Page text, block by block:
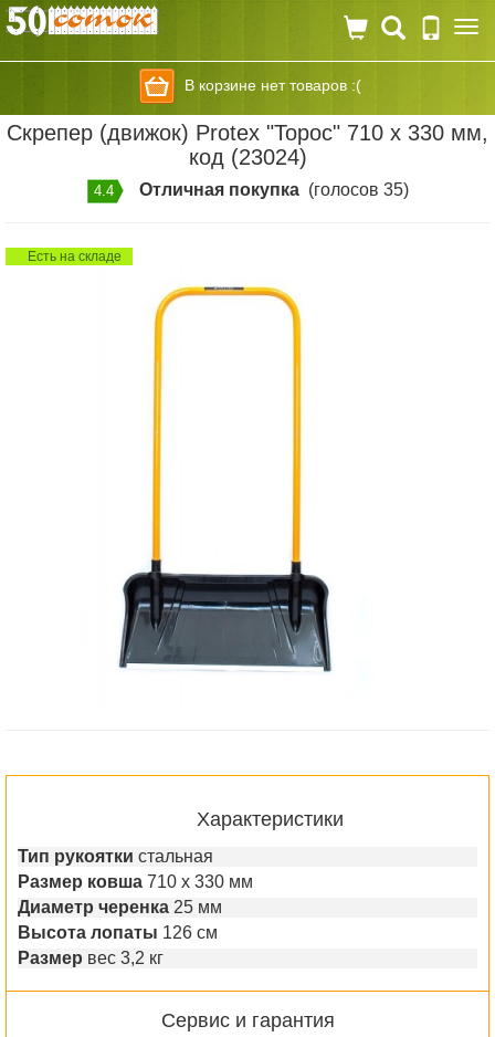
В корзине нет товаров :(
Скрепер (движок) Protex "Торос" 710 х 330 мм,
код (23024)
4.4 Отличная покупка(голосов 35)
Есть на складе
Характеристики
Тип рукоятки стальная
Размер ковша 710 х 330 мм
Диаметр черенка 25 мм
Высота лопаты 126 см
Размер вес 3,2 кг
Сервис и гарантия